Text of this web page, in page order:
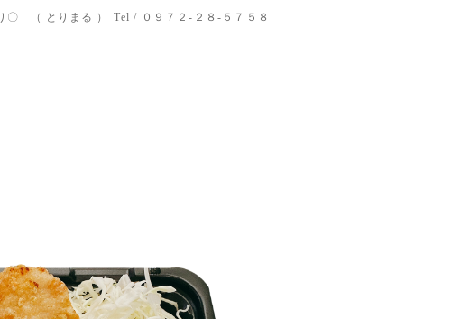
〇 （ とりまる ） Tel / ０９７２-２８-５７５８